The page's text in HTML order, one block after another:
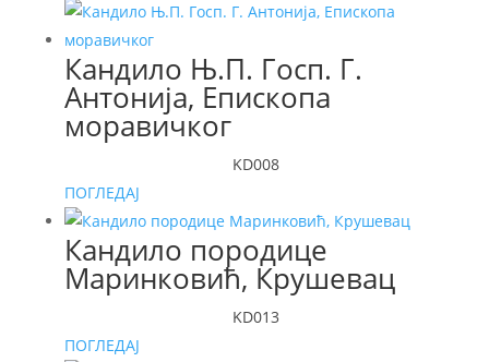
Кандило Њ.П. Госп. Г.
Антонија, Епископа
моравичког
KD008
ПОГЛЕДАЈ
Кандило породице
Маринковић, Крушевац
KD013
ПОГЛЕДАЈ